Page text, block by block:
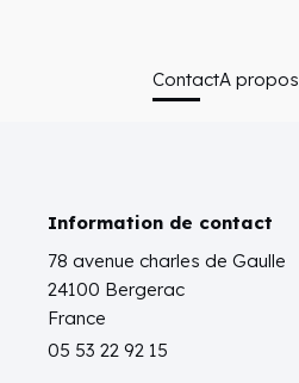
ContactA propos
Information de contact
78 avenue charles de Gaulle
24100 Bergerac
France
05 53 22 92 15